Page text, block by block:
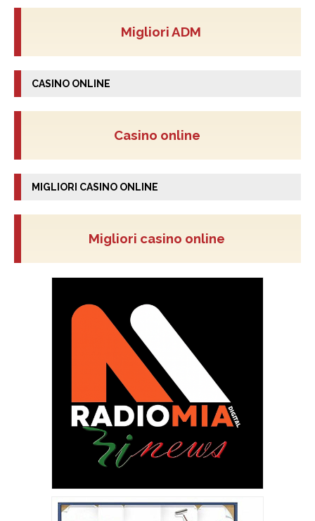
Migliori ADM
CASINO ONLINE
Casino online
MIGLIORI CASINO ONLINE
Migliori casino online